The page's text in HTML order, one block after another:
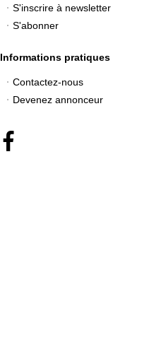
S'inscrire à newsletter
S'abonner
Informations pratiques
Contactez-nous
Devenez annonceur